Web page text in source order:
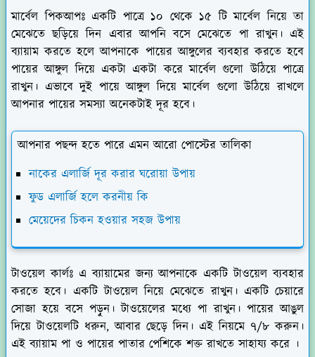
মার্বেল পিকআপঃএকটি পাত্রে ১০ থেকে ১৫ টি মার্বেল নিয়ে তা
মেঝেতে ছড়িয়ে দিন এবার আপনি বসে মেঝেতে পা রাখুন। এই
ব্যায়াম করতে হলে আপনাকে পায়ের আঙ্গুলের ব্যবহার করতে হবে
পায়ের আঙ্গুল দিয়ে একটা একটা করে মার্বেল গুলো উঠিয়ে পাত্রে
রাখুন। এভাবে দুই পায়ে আঙ্গুল দিয়ে মার্বেল গুলো উঠিয়ে রাখলে
আপনার পায়ের সমস্যা অনেকটাই দূর হবে।
আপনার পছন্দ হতে পারে এমন আরো পোস্টের তালিকা
নাকের এলার্জি দূর করার ঘরোয়া উপায়
ফুড এলার্জি হলে করনীয় কি
মেয়েদের চিকন হওয়ার সহজ উপায়
টাওয়েল কার্লঃএ ব্যায়ামের জন্য আপনাকে একটি টাওয়েল ব্যবহার
করতে হবে। একটি টাওয়েল নিয়ে মেঝেতে রাখুন। একটি চেয়ারে
সোজা হয়ে বসে পড়ুন। টাওয়েলের মধ্যে পা রাখুন। পায়ের আঙুল
দিয়ে টাওয়েলটি ধরুন, আবার ছেড়ে দিন। এই নিয়মে ৭/৮ করুন।
এই ব্যায়াম পা ও পায়ের পাতার পেশিকে শক্ত রাখতে সাহায্য করে ।